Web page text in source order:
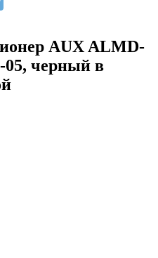
AUX ALMD-
05, черный в